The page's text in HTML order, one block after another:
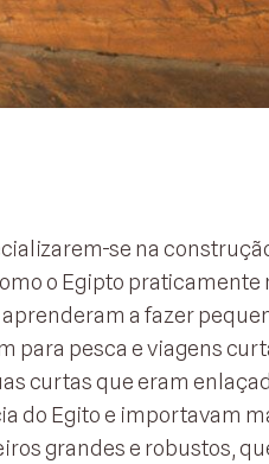
se na
o Egipto praticamente
a fazer
para pesca e viagens
curtas que eram
do Egito e importavam
grandes e robustos,